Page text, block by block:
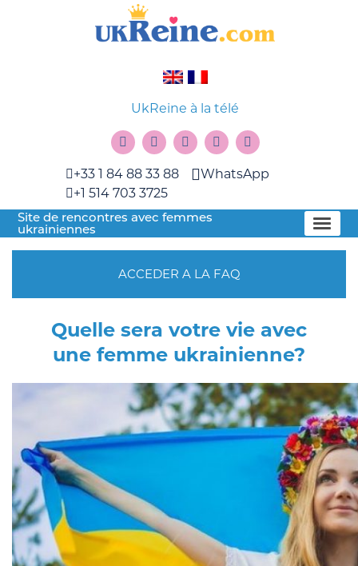
UkReine à la télé
+33 1 84 88 33 88
+1 514 703 3725
WhatsApp
Site de rencontres avec femmes
ukrainiennes
ACCEDER A LA FAQ
Quelle sera votre vie avec
une femme ukrainienne?